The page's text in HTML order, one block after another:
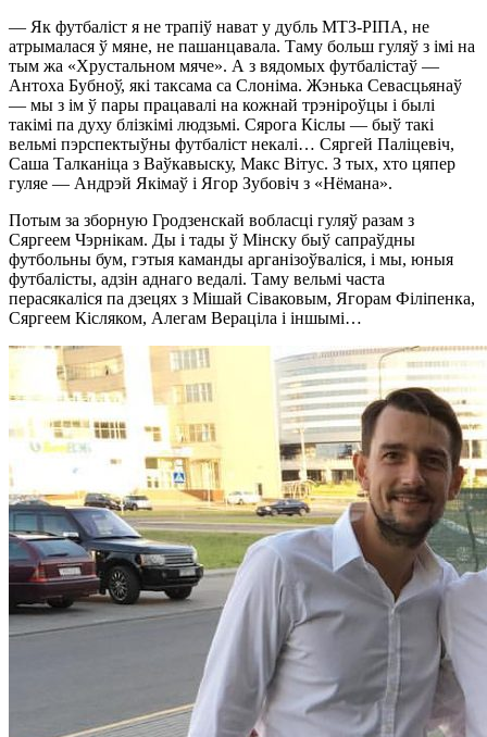
— Як футбаліст я не трапіў нават у дубль МТЗ-РІПА, не
атрымалася ў мяне, не пашанцавала. Таму больш гуляў з імі на
тым жа «Хрустальном мяче». А з вядомых футбалістаў —
Антоха Бубноў, які таксама са Слоніма. Жэнька Севасцьянаў
— мы з ім ў пары працавалі на кожнай трэніроўцы і былі
такімі па духу блізкімі людзьмі. Сярога Кіслы — быў такі
вельмі пэрспектыўны футбаліст некалі… Сяргей Паліцевіч,
Саша Талканіца з Ваўкавыску, Макс Вітус. З тых, хто цяпер
гуляе — Андрэй Якімаў і Ягор Зубовіч з «Нёмана».
Потым за зборную Гродзенскай вобласці гуляў разам з
Сяргеем Чэрнікам. Ды і тады ў Мінску быў сапраўдны
футбольны бум, гэтыя каманды арганізоўваліся, і мы, юныя
футбалісты, адзін аднаго ведалі. Таму вельмі часта
перасякаліся па дзецях з Мішай Сіваковым, Ягорам Філіпенка,
Сяргеем Кісляком, Алегам Вераціла і іншымі…